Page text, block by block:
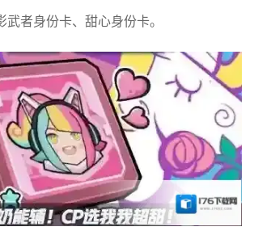
武者身份卡、甜心身份卡。